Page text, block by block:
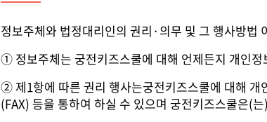
정보주체와 법정대리인의 권리·의무 및 그 행사방법
① 정보주체는 궁전키즈스쿨에 대해 언제든지 개인
② 제1항에 따른 권리 행사는궁전키즈스쿨에 대해 개
(FAX) 등을 통하여 하실 수 있으며 궁전키즈스쿨은(